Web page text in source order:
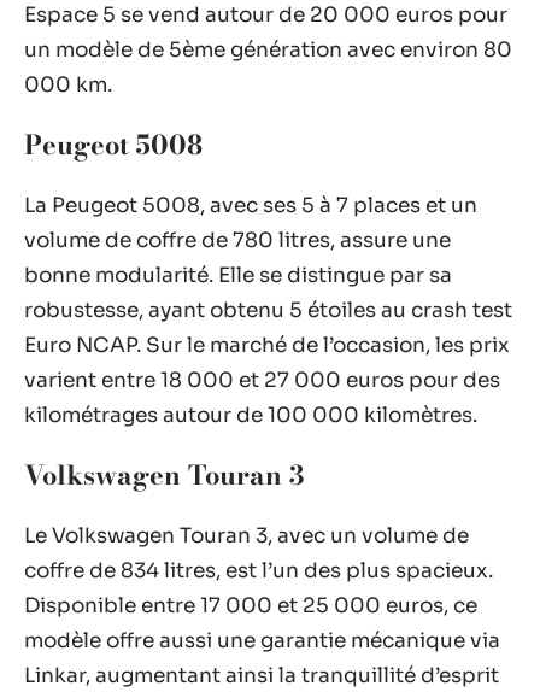
Espace 5 se vend autour de 20 000 euros pour
un modèle de 5ème génération avec environ 80
000 km.
Peugeot 5008
La Peugeot 5008, avec ses 5 à 7 places et un
volume de coffre de 780 litres, assure une
bonne modularité. Elle se distingue par sa
robustesse, ayant obtenu 5 étoiles au crash test
Euro NCAP. Sur le marché de l’occasion, les prix
varient entre 18 000 et 27 000 euros pour des
kilométrages autour de 100 000 kilomètres.
Volkswagen Touran 3
Le Volkswagen Touran 3, avec un volume de
coffre de 834 litres, est l’un des plus spacieux.
Disponible entre 17 000 et 25 000 euros, ce
modèle offre aussi une garantie mécanique via
Linkar, augmentant ainsi la tranquillité d’esprit